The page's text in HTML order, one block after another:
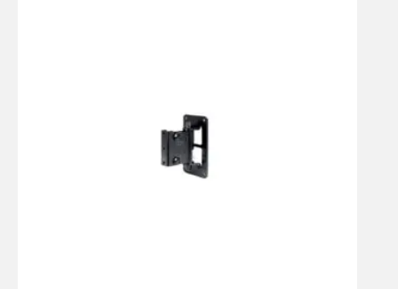
Nattklubbar och restauranger
Konferensrum och hörsalar
Teatrar och konsertlokaler